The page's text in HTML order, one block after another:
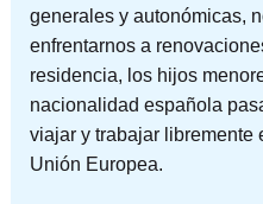
generales y autonómicas,
enfrentarnos a
residencia, los hijos
nacionalidad española
viajar y trabajar libremente
Unión Europea.